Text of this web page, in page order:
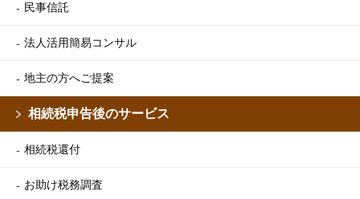
民事信託
法人活用簡易コンサル
地主の方へご提案
相続税申告後のサービス
相続税還付
お助け税務調査